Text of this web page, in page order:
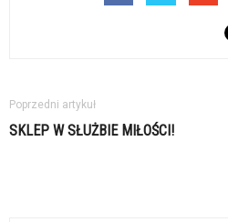
Poprzedni artykuł
SKLEP W SŁUŻBIE MIŁOŚCI!